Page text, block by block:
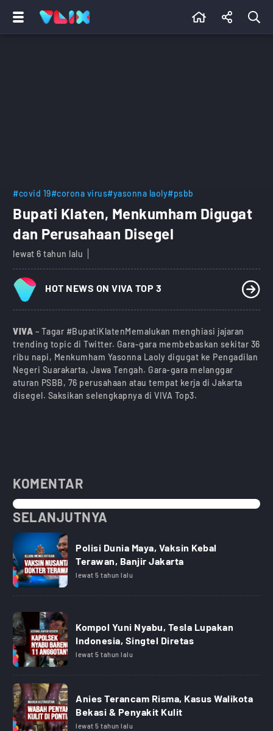
#covid 19#corona virus#yasonna laoly#psbb
Bupati Klaten, Menkumham Digugat
dan Perusahaan Disegel
lewat 6 tahun lalu
HOT NEWS ON VIVA TOP 3
VIVA – Tagar #BupatiKlatenMemalukan menghiasi jajaran
trending topic di Twitter. Gara-gara membebaskan sekitar 36
ribu napi, Menkumham Yasonna Laoly digugat ke Pengadilan
Negeri Suarakarta, Jawa Tengah. Gara-gara melanggar
aturan PSBB, 76 perusahaan atau tempat kerja di Jakarta
disegel. Saksikan selengkapnya di VIVA Top3.
KOMENTAR
SELANJUTNYA
Polisi Dunia Maya, Vaksin Kebal
Terawan, Banjir Jakarta
lewat 5 tahun lalu
Kompol Yuni Nyabu, Tesla Lupakan
Indonesia, Singtel Diretas
lewat 5 tahun lalu
Anies Terancam Risma, Kasus Walikota
Bekasi & Penyakit Kulit
lewat 5 tahun lalu